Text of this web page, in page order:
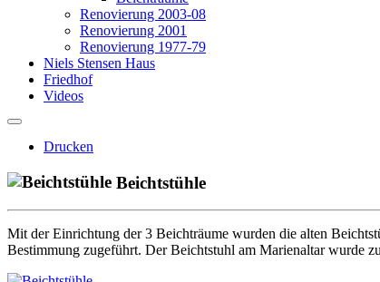
Renovierung 2003-08
Renovierung 2001
Renovierung 1977-79
Niels Stensen Haus
Friedhof
Videos
Drucken
Beichtstühle
Mit der Einrichtung der 3 Beichträume wurden die alten
Bestimmung zugeführt. Der Beichtstuhl am Marienaltar wurde